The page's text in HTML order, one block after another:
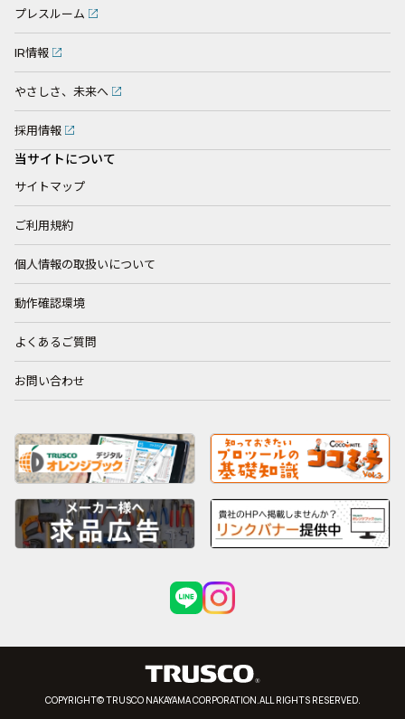
プレスルーム
IR情報
やさしさ、未来へ
採用情報
当サイトについて
サイトマップ
ご利用規約
個人情報の取扱いについて
動作確認環境
よくあるご質問
お問い合わせ
COPYRIGHT© TRUSCO NAKAYAMA CORPORATION.ALL RIGHTS RESERVED.